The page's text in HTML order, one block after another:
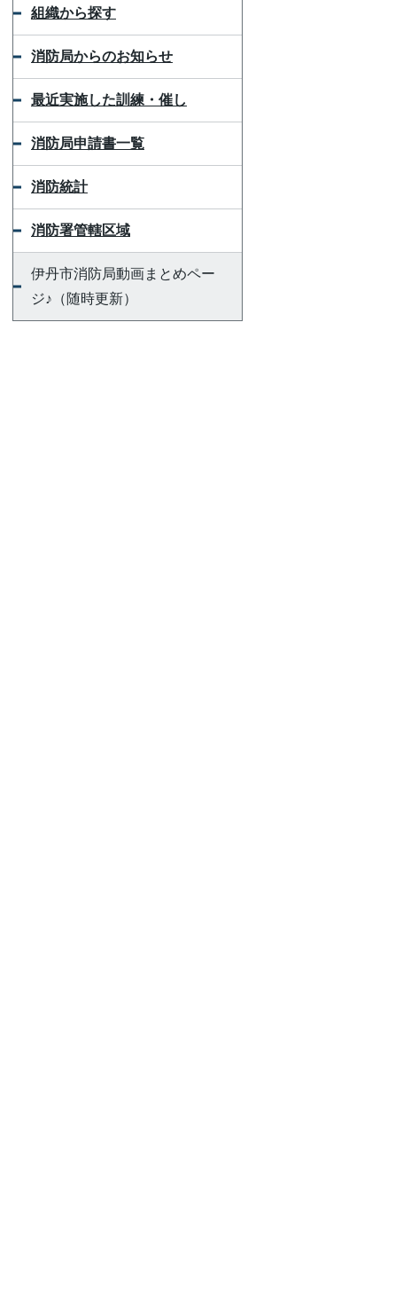
組織から探す
消防局からのお知らせ
最近実施した訓練・催し
消防局申請書一覧
消防統計
消防署管轄区域
伊丹市消防局動画まとめペー
ジ♪（随時更新）